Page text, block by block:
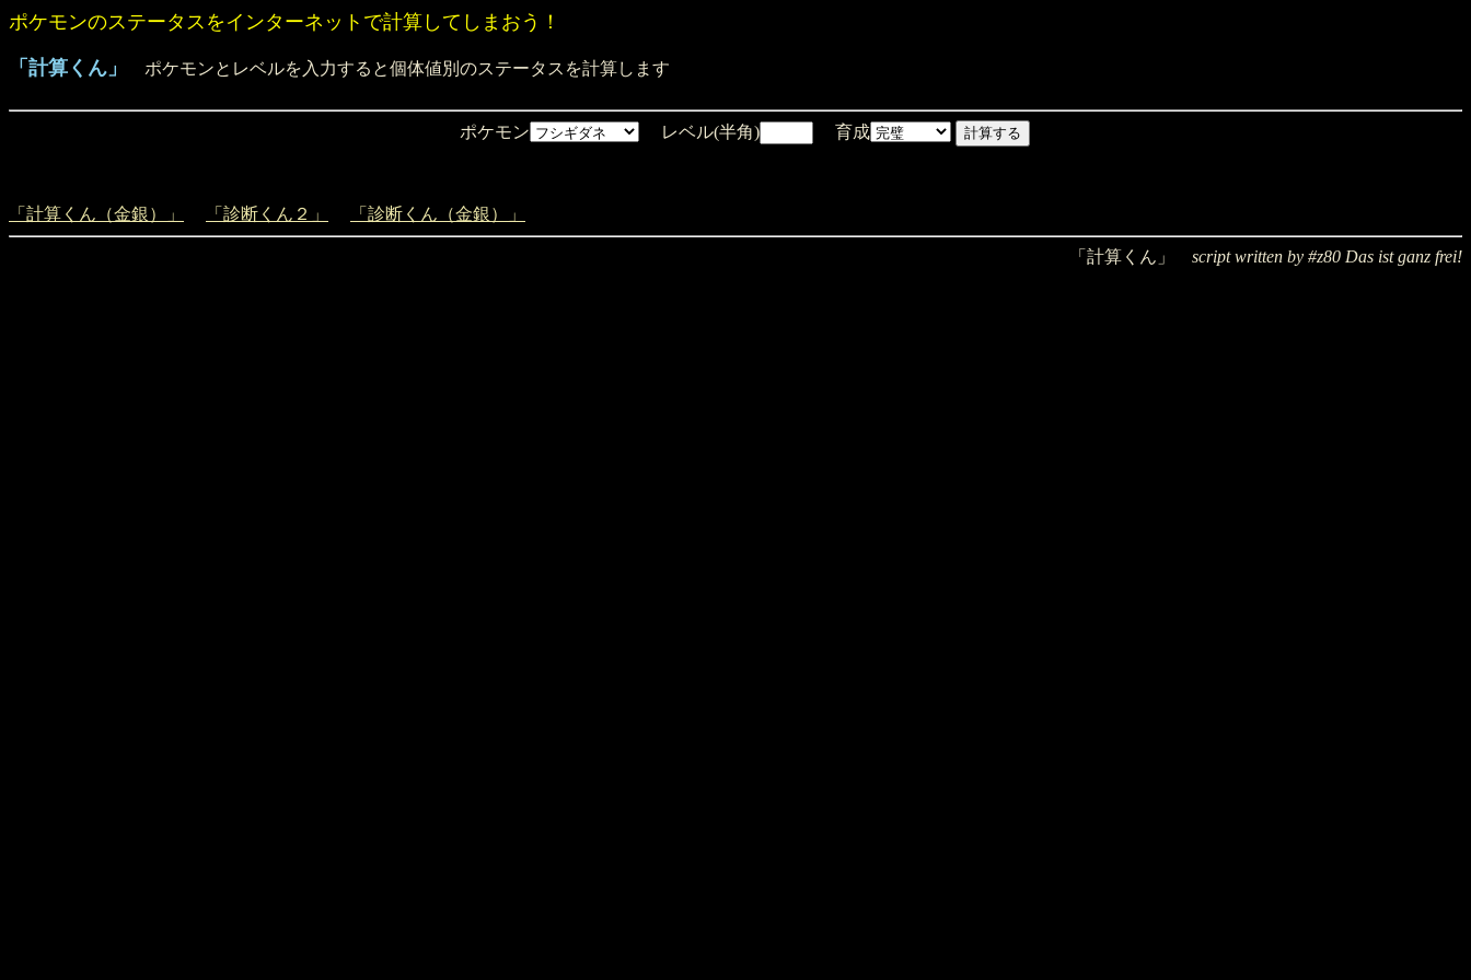
ポケモンのステータスをインターネットで計算してしまおう！
「計算くん」 ポケモンとレベルを入力すると個体値別のステータスを計算します
ポケモン レベル(半角) 育成
「計算くん（金銀）」 「診断くん２」 「診断くん（金銀）」
「計算くん」 script written by #z80 Das ist ganz frei!